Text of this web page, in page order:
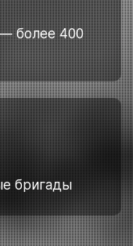
более 400
бригады